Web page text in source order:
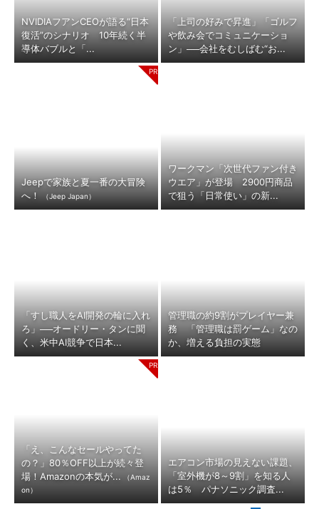
NVIDIAフアンCEOが語る“日本
復活”のシナリオ 10年続く半
導体バブルと「...
「上司の好みで昇進」「ゴルフ
や飲み会でコミュニケーショ
ン」──会社をむしばむ“お...
Jeepで家族と夏一番の大冒険
へ！
（Jeep Japan）
ワークマン「次世代ファン付き
ウエア」が登場 2900円商品
で狙う「日常使い」の新...
「すし職人をAI開発の輪に入れ
ろ」──オードリー・タンに聞
く、米中AI競争で日本...
管理職の約9割がプレイヤー兼
務 「管理職は罰ゲーム」なの
か、増える負担の実態
「え、こんなセールやってた
の？」80％OFF以上が続々登
場！Amazonの本気が...
（Amaz
on）
エアコン市場の見えない課題、
「室外機が8～9割」を知る人
は5％ パナソニック調査...